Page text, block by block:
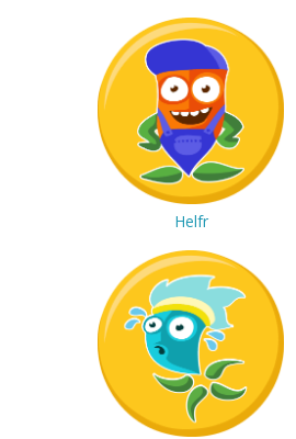
Helfr